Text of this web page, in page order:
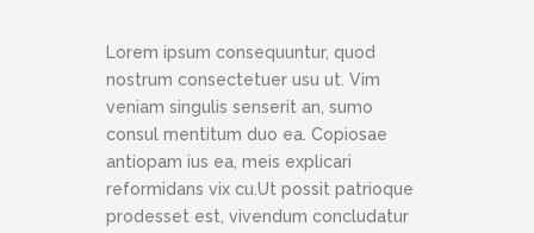
Lorem ipsum consequuntur, quod
nostrum consectetuer usu ut. Vim
veniam singulis senserit an, sumo
consul mentitum duo ea. Copiosae
antiopam ius ea, meis explicari
reformidans vix cu.Ut possit patrioque
prodesset est, vivendum concludatur